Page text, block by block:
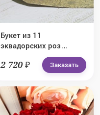
Букет из 11
эквадорских роз
Explorer №79
2 720 ₽ Заказать